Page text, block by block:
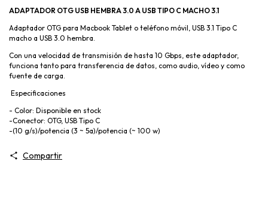
ADAPTADOR OTG USB HEMBRA 3.0 A USB TIPO C MACHO 3.1
Adaptador OTG para Macbook Tablet o teléfono móvil, USB 3.1 Tipo C
macho a USB 3.0 hembra.
Con una velocidad de transmisión de hasta 10 Gbps, este adaptador,
funciona tanto para transferencia de datos, como audio, vídeo y como
fuente de carga.
Especificaciones
- Color: Disponible en stock
-Conector: OTG, USB Tipo C
-(10 g/s)/potencia (3 ~ 5a)/potencia (~ 100 w)
Compartir